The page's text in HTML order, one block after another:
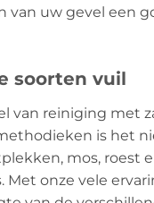
van uw gevel een
soorten vuil
van reiniging met
is het
mos, roest
Met onze vele